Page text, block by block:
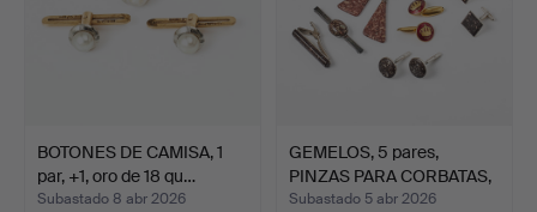
BOTONES DE CAMISA, 1
par, +1, oro de 18 qu…
Subastado 8 abr 2026
GEMELOS, 5 pares,
PINZAS PARA CORBATAS,
3 …
Subastado 5 abr 2026